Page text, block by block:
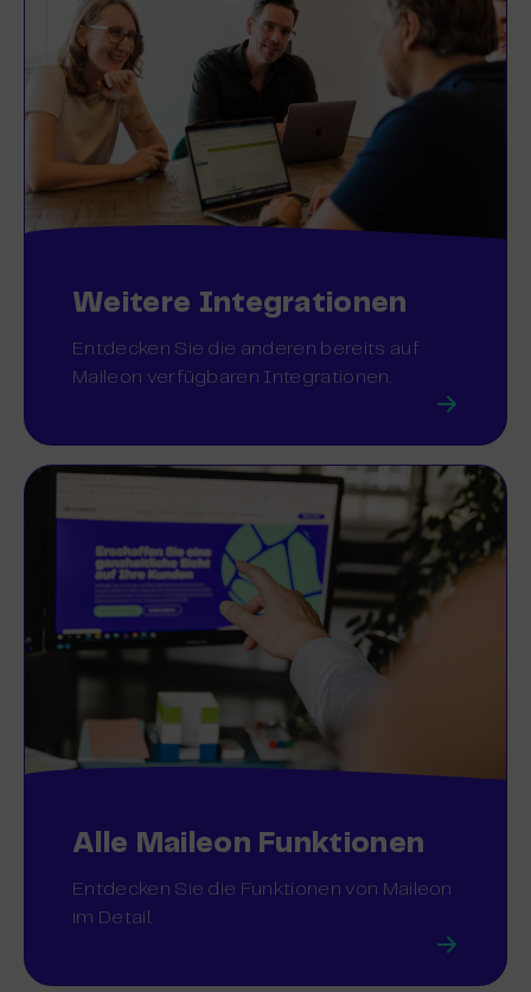
Weitere Integrationen
Entdecken Sie die anderen bereits auf
Maileon verfügbaren Integrationen.
Alle Maileon Funktionen
Entdecken Sie die Funktionen von Maileon
im Detail.